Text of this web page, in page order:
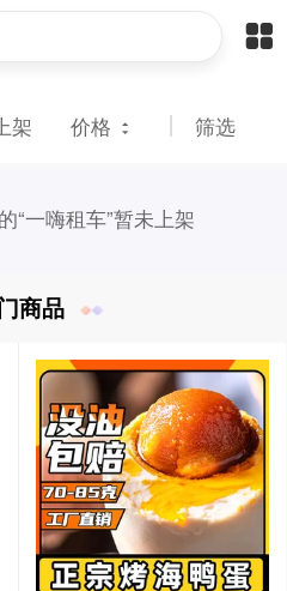
架 价格 筛选
“一嗨租车”暂未上架
商品